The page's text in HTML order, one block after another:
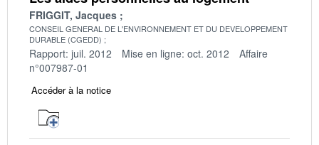
FRIGGIT, Jacques
CONSEIL GENERAL DE L'ENVIRONNEMENT ET DU DEVELOPPEMENT
DURABLE (CGEDD)
Rapport: juil. 2012 Mise en ligne: oct. 2012
Affaire
n°007987-01
Accéder à la notice